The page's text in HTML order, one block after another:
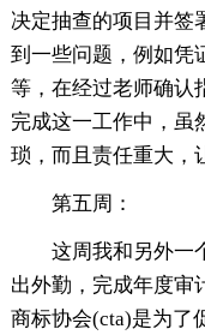
决定抽查的项目并签
到一些问题，例如凭
等，在经过老师确认
完成这一工作中，虽
琐，而且责任重大，
第五周：
这周我和另外一
出外勤，完成年度审
商标协会(cta)是为了